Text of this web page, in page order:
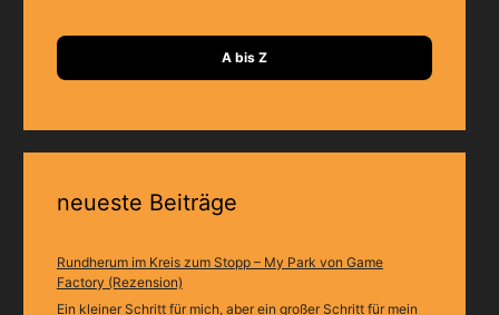
A bis Z
neueste Beiträge
Rundherum im Kreis zum Stopp – My Park von Game
Factory (Rezension)
Ein kleiner Schritt für mich, aber ein großer Schritt für mein